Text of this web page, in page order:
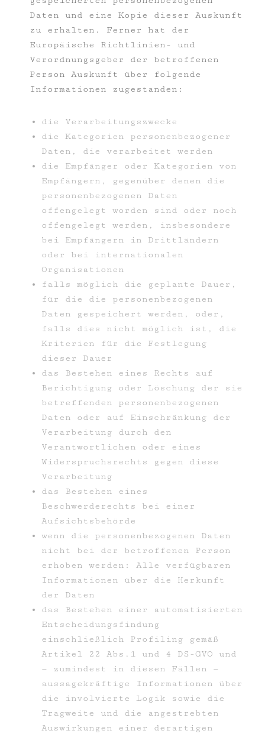
Daten und eine Kopie dieser Auskunft
zu erhalten. Ferner hat der
Europäische Richtlinien- und
Verordnungsgeber der betroffenen
Person Auskunft über folgende
Informationen zugestanden:
die Verarbeitungszwecke
die Kategorien personenbezogener
Daten, die verarbeitet werden
die Empfänger oder Kategorien von
Empfängern, gegenüber denen die
personenbezogenen Daten
offengelegt worden sind oder noch
offengelegt werden, insbesondere
bei Empfängern in Drittländern
oder bei internationalen
Organisationen
falls möglich die geplante Dauer,
für die die personenbezogenen
Daten gespeichert werden, oder,
falls dies nicht möglich ist, die
Kriterien für die Festlegung
dieser Dauer
das Bestehen eines Rechts auf
Berichtigung oder Löschung der sie
betreffenden personenbezogenen
Daten oder auf Einschränkung der
Verarbeitung durch den
Verantwortlichen oder eines
Widerspruchsrechts gegen diese
Verarbeitung
das Bestehen eines
Beschwerderechts bei einer
Aufsichtsbehörde
wenn die personenbezogenen Daten
nicht bei der betroffenen Person
erhoben werden: Alle verfügbaren
Informationen über die Herkunft
der Daten
das Bestehen einer automatisierten
Entscheidungsfindung
einschließlich Profiling gemäß
Artikel 22 Abs.1 und 4 DS-GVO und
— zumindest in diesen Fällen —
aussagekräftige Informationen über
die involvierte Logik sowie die
Tragweite und die angestrebten
Auswirkungen einer derartigen